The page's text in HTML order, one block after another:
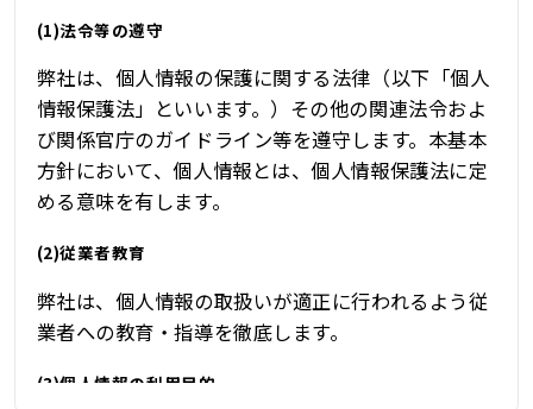
(1)法令等の遵守
弊社は、個人情報の保護に関する法律（以下「個人
情報保護法」といいます。）その他の関連法令およ
び関係官庁のガイドライン等を遵守します。本基本
方針において、個人情報とは、個人情報保護法に定
める意味を有します。
(2)従業者教育
弊社は、個人情報の取扱いが適正に行われるよう従
業者への教育・指導を徹底します。
(3)個人情報の利用目的